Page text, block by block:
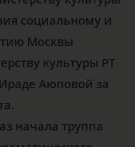
социальному и
Москвы
культуры РТ
Аюповой за
начала труппа